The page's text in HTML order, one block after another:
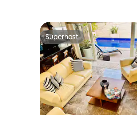
Superhost
Superhost